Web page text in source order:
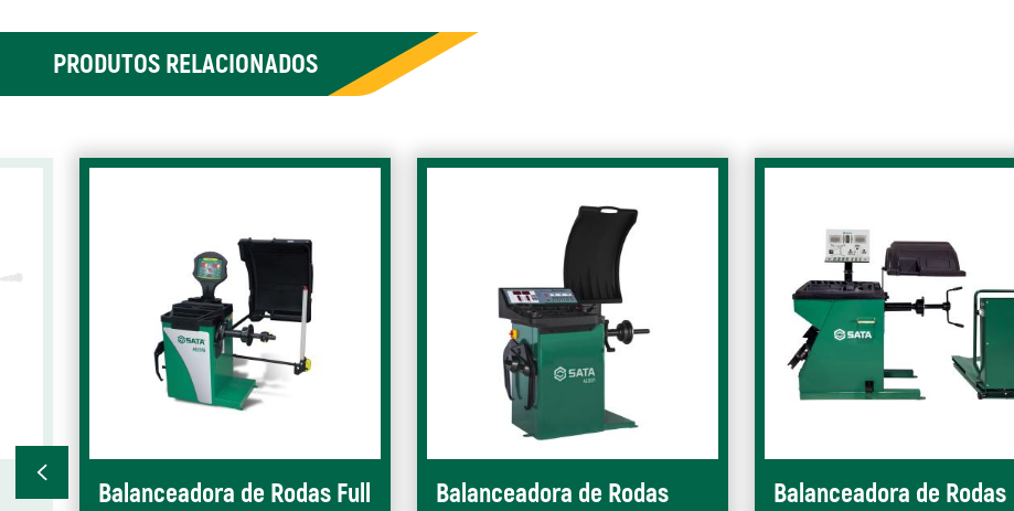
PRODUTOS RELACIONADOS
Balanceadora de Rodas Full
Balanceadora de Rodas
Balanceadora de Rodas